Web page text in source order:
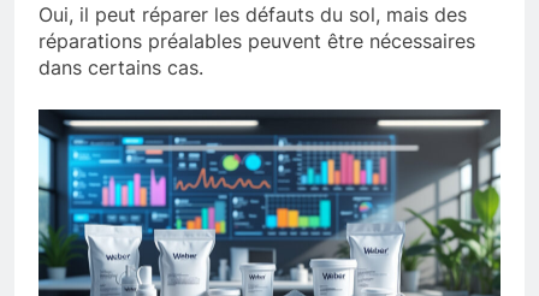
Oui, il peut réparer les défauts du sol, mais des
réparations préalables peuvent être nécessaires
dans certains cas.